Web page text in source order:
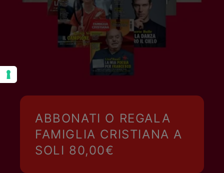
ABBONATI O REGALA
FAMIGLIA CRISTIANA A
SOLI 80,00€